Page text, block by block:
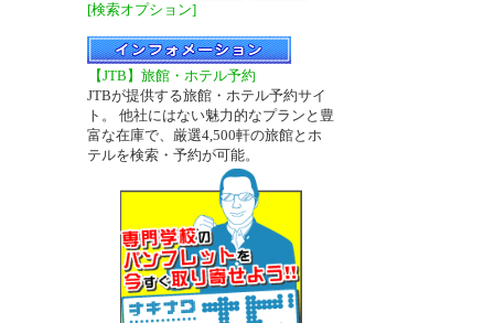
[検索オプション]
【JTB】旅館・ホテル予約
JTBが提供する旅館・ホテル予約サイ
ト。 他社にはない魅力的なプランと豊
富な在庫で、厳選4,500軒の旅館とホ
テルを検索・予約が可能。